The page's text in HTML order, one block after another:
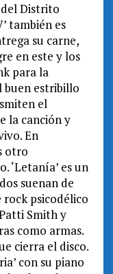
del Distrito
también es
su carne,
en este y los
para la
buen estribillo
el
la canción y
En
otro
‘Letanía’ es un
suenan de
psicodélico
Smith y
como armas.
cierra el disco.
con su piano